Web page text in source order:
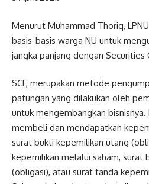
Menurut Muhammad Thoriq,
basis-basis warga NU untuk
jangka panjang dengan Securities
SCF, merupakan metode
patungan yang dilakukan oleh
untuk mengembangkan
membeli dan mendapatkan
surat bukti kepemilikan utang
kepemilikan melalui saham, surat
(obligasi), atau surat tanda